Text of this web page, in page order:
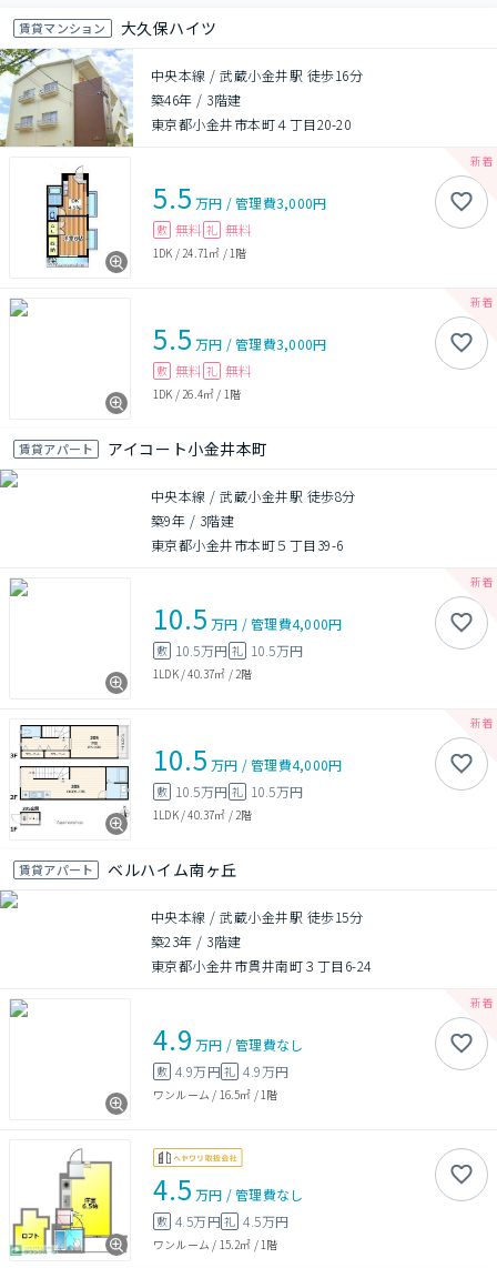
賃貸マンション 大久保ハイツ
中央本線 / 武蔵小金井駅 徒歩16分
築46年 / 3階建
東京都小金井市本町４丁目20-20
5.5 万円 /管理費3,000円
敷 無料 礼 無料
1DK / 24.71㎡ / 1階
5.5 万円 /管理費3,000円
敷 無料 礼 無料
1DK / 26.4㎡ / 1階
賃貸アパート アイコート小金井本町
中央本線 / 武蔵小金井駅 徒歩8分
築9年 / 3階建
東京都小金井市本町５丁目39-6
10.5 万円 /管理費4,000円
敷 10.5万円 礼 10.5万円
1LDK/40.37㎡ / 2階
10.5 万円 /管理費4,000円
敷 10.5万円 礼 10.5万円
1LDK/40.37㎡ / 2階
賃貸アパート ベルハイム南ヶ丘
中央本線 / 武蔵小金井駅 徒歩15分
築23年 / 3階建
東京都小金井市貫井南町３丁目6-24
4.9 万円 /管理費なし
敷 4.9万円礼 4.9万円
ワンルーム / 16.5㎡ / 1階
4.5 万円 /管理費なし
敷 4.5万円礼 4.5万円
ワンルーム / 15.2㎡ /1階